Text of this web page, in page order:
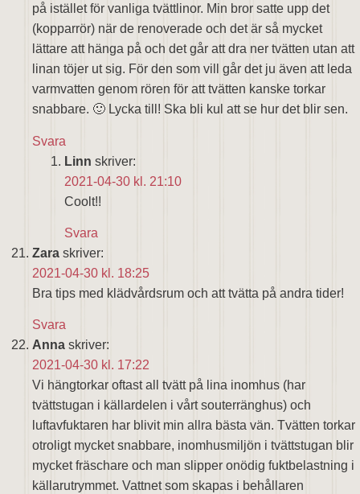
på istället för vanliga tvättlinor. Min bror satte upp det
(kopparrör) när de renoverade och det är så mycket
lättare att hänga på och det går att dra ner tvätten utan att
linan töjer ut sig. För den som vill går det ju även att leda
varmvatten genom rören för att tvätten kanske torkar
snabbare. 🙂 Lycka till! Ska bli kul att se hur det blir sen.
Svara
Linn skriver:
2021-04-30 kl. 21:10
Coolt!!
Svara
Zara skriver:
2021-04-30 kl. 18:25
Bra tips med klädvårdsrum och att tvätta på andra tider!
Svara
Anna skriver:
2021-04-30 kl. 17:22
Vi hängtorkar oftast all tvätt på lina inomhus (har
tvättstugan i källardelen i vårt souterränghus) och
luftavfuktaren har blivit min allra bästa vän. Tvätten torkar
otroligt mycket snabbare, inomhusmiljön i tvättstugan blir
mycket fräschare och man slipper onödig fuktbelastning i
källarutrymmet. Vattnet som skapas i behållaren